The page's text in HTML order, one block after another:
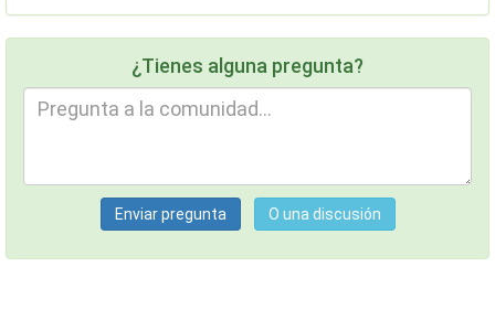
¿Tienes alguna pregunta?
Enviar pregunta O una discusión